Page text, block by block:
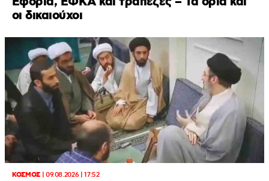
οι δικαιούχοι
ΚΟΣΜΟΣ| 09.08.2026 | 17:52